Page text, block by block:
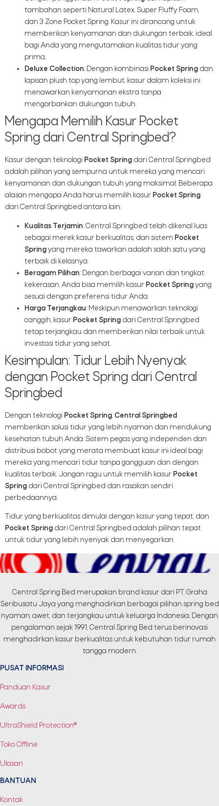
tambahan seperti Natural Latex, Super Fluffy Foam,
dan 3 Zone Pocket Spring. Kasur ini dirancang untuk
memberikan kenyamanan dan dukungan terbaik, ideal
bagi Anda yang mengutamakan kualitas tidur yang
prima.
Deluxe Collection: Dengan kombinasi Pocket Spring dan
lapisan plush top yang lembut, kasur dalam koleksi ini
menawarkan kenyamanan ekstra tanpa
mengorbankan dukungan tubuh.
Mengapa Memilih Kasur Pocket
Spring dari Central Springbed?
Kasur dengan teknologi Pocket Spring dari Central Springbed
adalah pilihan yang sempurna untuk mereka yang mencari
kenyamanan dan dukungan tubuh yang maksimal. Beberapa
alasan mengapa Anda harus memilih kasur Pocket Spring
dari Central Springbed antara lain:
Kualitas Terjamin: Central Springbed telah dikenal luas
sebagai merek kasur berkualitas, dan sistem Pocket
Springyang mereka tawarkan adalah salah satu yang
terbaik di kelasnya.
Beragam Pilihan: Dengan berbagai varian dan tingkat
kekerasan, Anda bisa memilih kasur Pocket Springyang
sesuai dengan preferensi tidur Anda.
Harga Terjangkau: Meskipun menawarkan teknologi
canggih, kasur Pocket Spring dari Central Springbed
tetap terjangkau dan memberikan nilai terbaik untuk
investasi tidur yang sehat.
Kesimpulan: Tidur Lebih Nyenyak
dengan Pocket Spring dari Central
Springbed
Dengan teknologi Pocket Spring, Central Springbed
memberikan solusi tidur yang lebih nyaman dan mendukung
kesehatan tubuh Anda. Sistem pegas yang independen dan
distribusi bobot yang merata membuat kasur ini ideal bagi
mereka yang mencari tidur tanpa gangguan dan dengan
kualitas terbaik. Jangan ragu untuk memilih kasur Pocket
Spring dari Central Springbed dan rasakan sendiri
perbedaannya.
Tidur yang berkualitas dimulai dengan kasur yang tepat, dan
Pocket Spring dari Central Springbed adalah pilihan tepat
untuk tidur yang lebih nyenyak dan menyegarkan.
Central Spring Bed merupakan brand kasur dari PT. Graha
Seribusatu Jaya yang menghadirkan berbagai pilihan spring bed
nyaman, awet, dan terjangkau untuk keluarga Indonesia. Dengan
pengalaman sejak 1991, Central Spring Bed terus berinovasi
menghadirkan kasur berkualitas untuk kebutuhan tidur rumah
tangga modern.
PUSAT INFORMASI
Panduan Kasur
Awards
UltraShield Protection®
Toko Offline
Ulasan
BANTUAN
Kontak